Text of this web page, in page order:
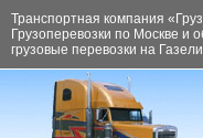
Транспортная компания
Грузоперевозки по Москве и
грузовые перевозки на